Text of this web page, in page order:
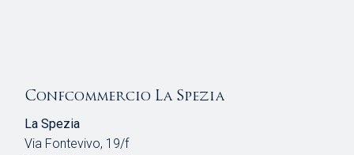
Confcommercio La Spezia
La Spezia
Via Fontevivo, 19/f